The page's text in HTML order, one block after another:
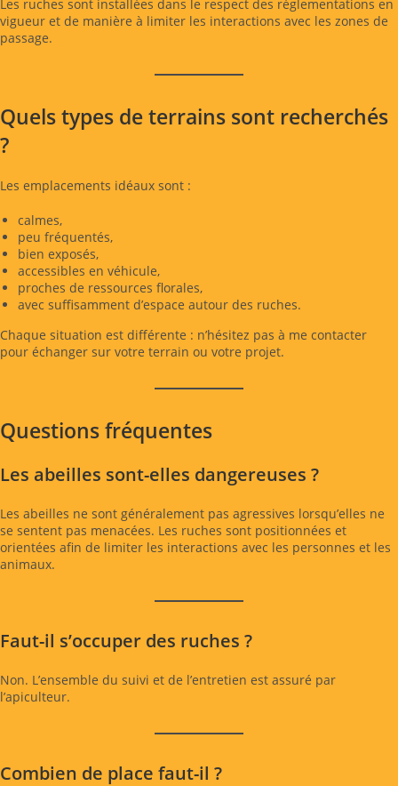
Les ruches sont installées dans le respect des réglementations en
vigueur et de manière à limiter les interactions avec les zones de
passage.
Quels types de terrains sont recherchés
?
Les emplacements idéaux sont :
calmes,
peu fréquentés,
bien exposés,
accessibles en véhicule,
proches de ressources florales,
avec suffisamment d’espace autour des ruches.
Chaque situation est différente : n’hésitez pas à me contacter
pour échanger sur votre terrain ou votre projet.
Questions fréquentes
Les abeilles sont-elles dangereuses ?
Les abeilles ne sont généralement pas agressives lorsqu’elles ne
se sentent pas menacées. Les ruches sont positionnées et
orientées afin de limiter les interactions avec les personnes et les
animaux.
Faut-il s’occuper des ruches ?
Non. L’ensemble du suivi et de l’entretien est assuré par
l’apiculteur.
Combien de place faut-il ?